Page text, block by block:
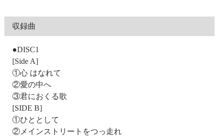
収録曲
●DISC1
[Side A]
①心 はなれて
②愛の中へ
③君におくる歌
[SIDE B]
①ひととして
②メインストリートをつっ走れ